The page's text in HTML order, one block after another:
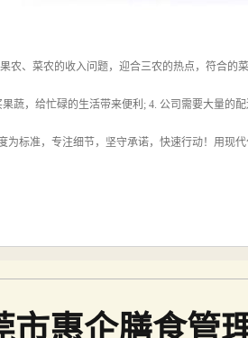
农、菜农的收入问题，迎合三农的热点，符合
蔬，给忙碌的生活带来便利; 4. 公司需要大量的
为标准，专注细节，坚守承诺，快速行动！用现
市惠企膳食管